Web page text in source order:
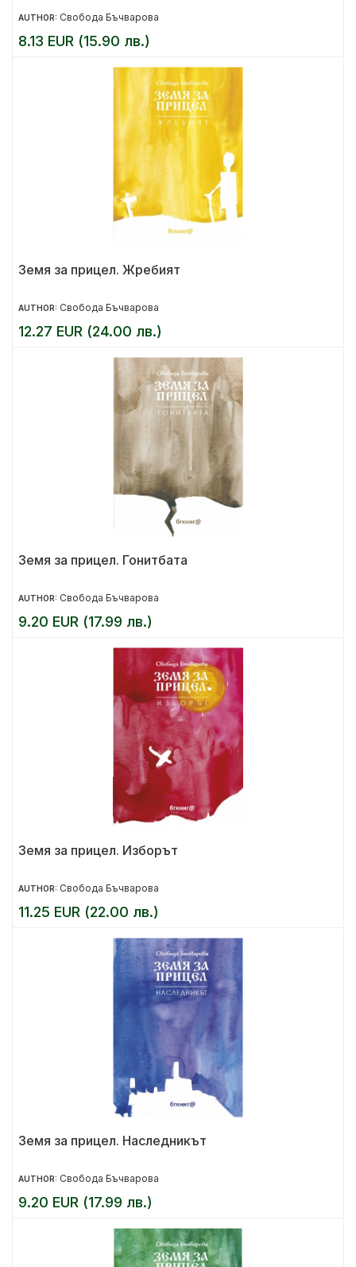
AUTHOR: Свобода Бъчварова
8.13 EUR (15.90 лв.)
Земя за прицел. Жребият
AUTHOR: Свобода Бъчварова
12.27 EUR (24.00 лв.)
Земя за прицел. Гонитбата
AUTHOR: Свобода Бъчварова
9.20 EUR (17.99 лв.)
Земя за прицел. Изборът
AUTHOR: Свобода Бъчварова
11.25 EUR (22.00 лв.)
Земя за прицел. Наследникът
AUTHOR: Свобода Бъчварова
9.20 EUR (17.99 лв.)